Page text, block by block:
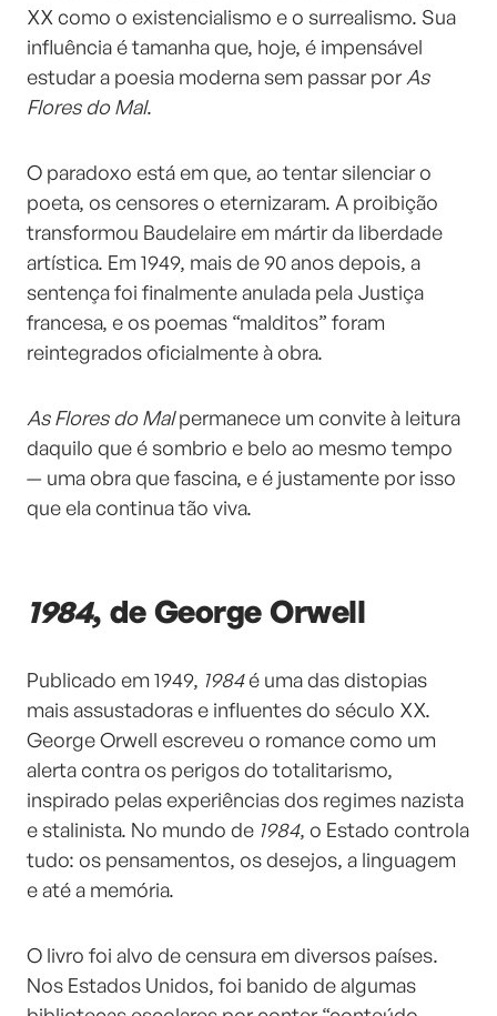
XX como o existencialismo e o surrealismo. Sua
influência é tamanha que, hoje, é impensável
estudar a poesia moderna sem passar por As
Flores do Mal.
O paradoxo está em que, ao tentar silenciar o
poeta, os censores o eternizaram. A proibição
transformou Baudelaire em mártir da liberdade
artística. Em 1949, mais de 90 anos depois, a
sentença foi finalmente anulada pela Justiça
francesa, e os poemas “malditos” foram
reintegrados oficialmente à obra.
As Flores do Malpermanece um convite à leitura
daquilo que é sombrio e belo ao mesmo tempo
— uma obra que fascina, e é justamente por isso
que ela continua tão viva.
1984, de George Orwell
Publicado em 1949, 1984é uma das distopias
mais assustadoras e influentes do século XX.
George Orwell escreveu o romance como um
alerta contra os perigos do totalitarismo,
inspirado pelas experiências dos regimes nazista
e stalinista. No mundo de 1984, o Estado controla
tudo: os pensamentos, os desejos, a linguagem
e até a memória.
O livro foi alvo de censura em diversos países.
Nos Estados Unidos, foi banido de algumas